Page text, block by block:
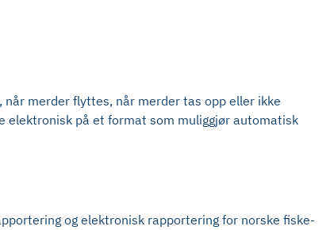
merder flyttes, når merder tas opp eller ikke
elektronisk på et format som muliggjør automatisk
og elektronisk rapportering for norske fiske-